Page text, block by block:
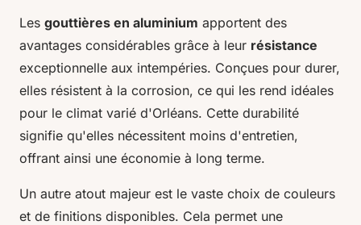
Les gouttières en aluminium apportent des
avantages considérables grâce à leur résistance
exceptionnelle aux intempéries. Conçues pour durer,
elles résistent à la corrosion, ce qui les rend idéales
pour le climat varié d'Orléans. Cette durabilité
signifie qu'elles nécessitent moins d'entretien,
offrant ainsi une économie à long terme.
Un autre atout majeur est le vaste choix de couleurs
et de finitions disponibles. Cela permet une